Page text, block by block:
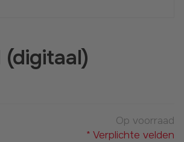
Op voorraad
* Verplichte velden